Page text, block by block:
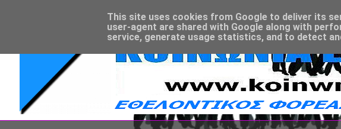
This site uses cookies from Google to deliver its
user-agent are shared with Google along with
service, generate usage statistics, and to detect